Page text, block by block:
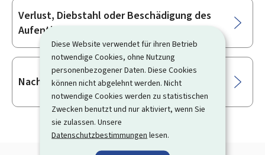
Diese Website verwendet für ihren Betrieb
notwendige Cookies, ohne Nutzung
personenbezogener Daten. Diese Cookies
können nicht abgelehnt werden. Nicht
notwendige Cookies werden zu statistischen
Zwecken benutzt und nur aktiviert, wenn Sie
sie zulassen. Unsere
Datenschutzbestimmungen lesen.
Verlust, Diebstahl oder Beschädigung des
Aufenthaltstitels
Nach einem Aufenthalt von 5 Jahren